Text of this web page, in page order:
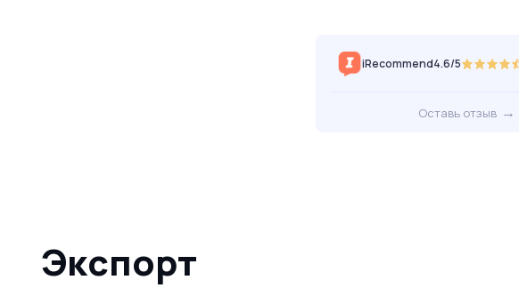
iRecommend4.6/5
Оставь отзыв →
Экспорт